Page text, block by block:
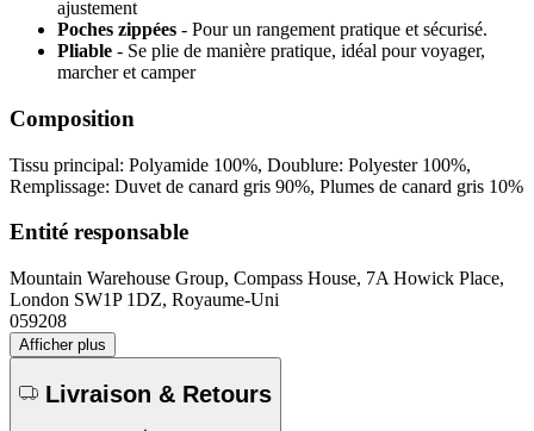
ajustement
Poches zippées - Pour un rangement pratique et sécurisé.
Pliable - Se plie de manière pratique, idéal pour voyager,
marcher et camper
Composition
Tissu principal: Polyamide 100%, Doublure: Polyester 100%,
Remplissage: Duvet de canard gris 90%, Plumes de canard gris 10%
Entité responsable
Mountain Warehouse Group, Compass House, 7A Howick Place,
London SW1P 1DZ, Royaume-Uni
059208
Afficher plus
Livraison & Retours